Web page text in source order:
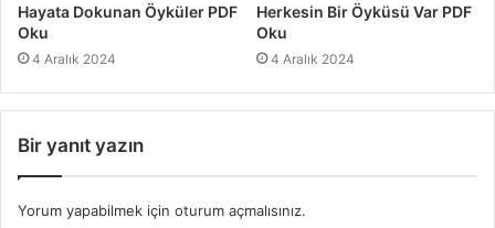
Hayata Dokunan Öyküler PDF
Oku
4 Aralık 2024
Herkesin Bir Öyküsü Var PDF
Oku
4 Aralık 2024
Bir yanıt yazın
Yorum yapabilmek için oturum açmalısınız.